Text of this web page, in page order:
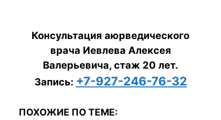
Консультация аюрведического
врача Иевлева Алексея
Валерьевича, стаж 20 лет.
Запись: +7-927-246-76-32
ПОХОЖИЕ ПО ТЕМЕ: